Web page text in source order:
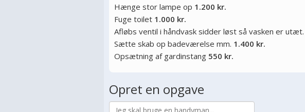
Hænge stor lampe op 1.200 kr.
Fuge toilet 1.000 kr.
Afløbs ventil i håndvask sidder løst så vasken er utæt.
Sætte skab op badeværelse mm. 1.400 kr.
Opsætning af gardinstang 550 kr.
Opret en opgave